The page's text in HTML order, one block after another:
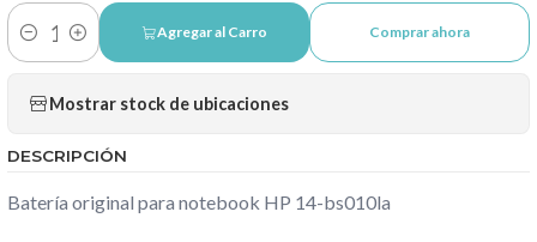
Cantidad
Agregar al Carro Comprar ahora
Mostrar stock de ubicaciones
DESCRIPCIÓN
Batería original para notebook HP 14-bs010la